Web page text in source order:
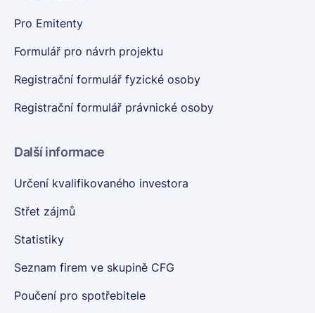
Pro Emitenty
Formulář pro návrh projektu
Registrační formulář fyzické osoby
Registrační formulář právnické osoby
Další informace
Určení kvalifikovaného investora
Střet zájmů
Statistiky
Seznam firem ve skupině CFG
Poučení pro spotřebitele